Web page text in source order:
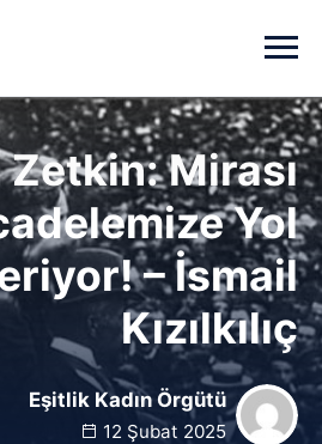
Zetkin: Mirası
Yol
– İsmail
Kızılkılıç
12 Şubat 2025
Eşitlik Kadın Örgütü